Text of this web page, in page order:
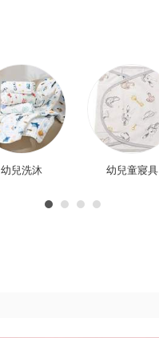
幼兒洗沐 幼兒童寢具